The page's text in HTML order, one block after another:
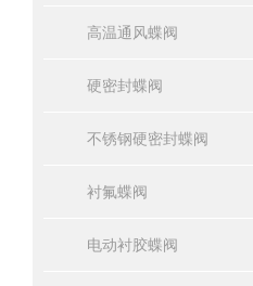
高温通风蝶阀
硬密封蝶阀
不锈钢硬密封蝶阀
衬氟蝶阀
电动衬胶蝶阀